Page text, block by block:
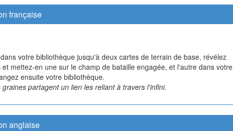
française
votre bibliothèque jusqu'à deux cartes de terrain de base, révélez
et mettez-en une sur le champ de bataille engagée, et l'autre dans votre
ensuite votre bibliothèque.
graines partagent un lien les reliant à travers l'infini.
anglaise